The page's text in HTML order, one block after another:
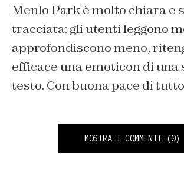
Menlo Park è molto chiara e
tracciata: gli utenti leggono
approfondiscono meno,
efficace una emoticon di una
testo. Con buona pace di
MOSTRA I COMMENTI (0)